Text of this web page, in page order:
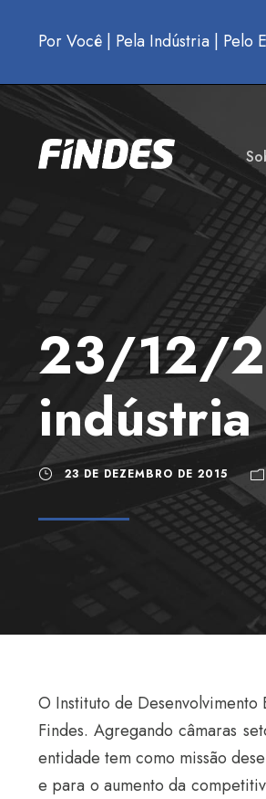
Por Você | Pela Indústria | Pelo
23/12/
23 DE DEZEMBRO DE 2015
O Instituto de
Findes. Agregando câmaras
entidade tem como missão
e para o aumento da